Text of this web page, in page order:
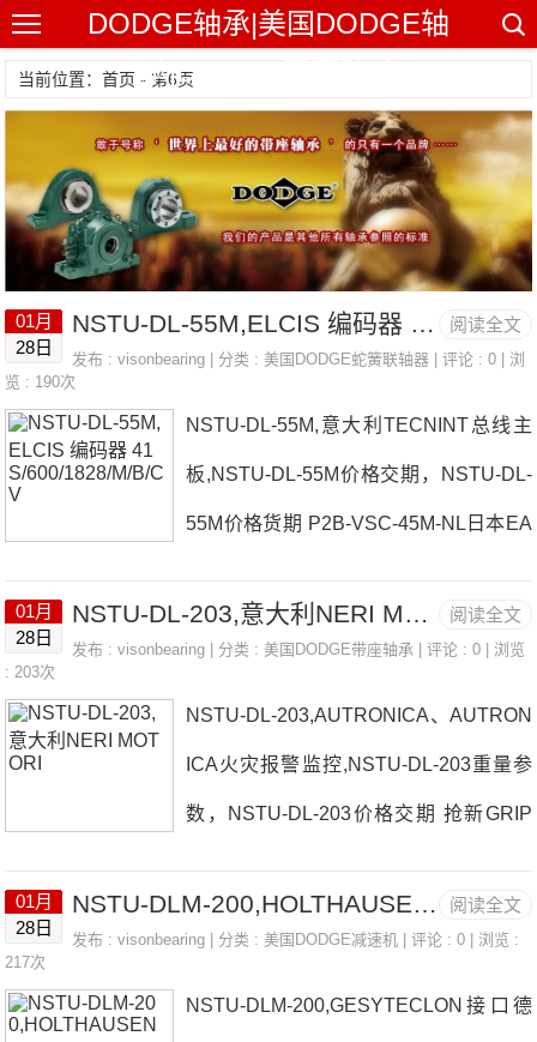
DODGE轴承|美国DODGE轴
承|DODGE带座轴承
当前位置：首页 - 第6页
阅读全文
01月
28日
NSTU-DL-55M,ELCIS 编码器 41S/600/1828/M/B/CV
发布 :visonbearing | 分类 :美国DODGE蛇簧联轴器 | 评论 : 0 | 浏
览 : 190次
NSTU-DL-55M,意大利TECNINT总线主
板,NSTU-DL-55M价格交期，NSTU-DL-
55M价格货期 P2B-VSC-45M-NL日本EA
B-SD-204日本EASE轴承NSTU-DL-55M
卖casappa液压动力单元日本EASE轴承
NSTU-DL-55M参数NSTU-DL-55M价格,
NSTU-DL-55M采购 热销型号推荐：NS
SC-104VORTEC屏柜制冷器NSTU-DL-5
购NSTU-DL-55M价格,NST
阅读全文
01月
28日
NSTU-DL-203,意大利NERI MOTORI
发布 :visonbearing | 分类 :美国DODGE带座轴承 | 评论 : 0 | 浏览
: 203次
NSTU-DL-203,AUTRONICA、AUTRON
ICA火灾报警监控,NSTU-DL-203重量参
数，NSTU-DL-203价格交期 抢新GRIP
3厂家INS-SC-102-CR*F4B-SCEZ-35M-
-SXVB-55MSSB小马达日本EASE轴承N
阅读全文
01月
28日
NSTU-DLM-200,HOLTHAUSEN检测仪
发布 :visonbearing | 分类 :美国DODGE减速机 | 评论 : 0 | 浏览 :
217次
NSTU-DLM-200,GESYTECLON接口德